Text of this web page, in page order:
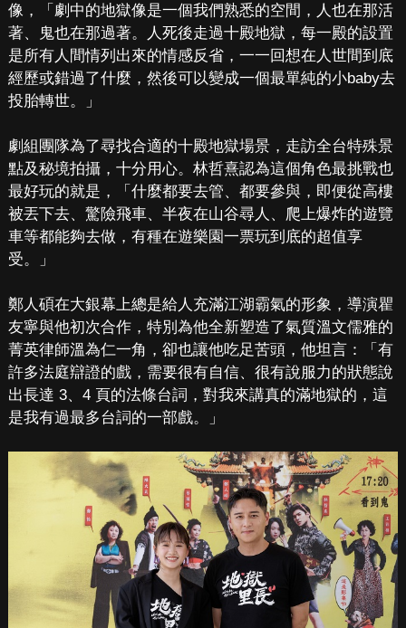
像，「劇中的地獄像是一個我們熟悉的空間，人也在那活
著、鬼也在那過著。人死後走過十殿地獄，每一殿的設置
是所有人間情列出來的情感反省，一一回想在人世間到底
經歷或錯過了什麼，然後可以變成一個最單純的小baby去
投胎轉世。」
劇組團隊為了尋找合適的十殿地獄場景，走訪全台特殊景
點及秘境拍攝，十分用心。林哲熹認為這個角色最挑戰也
最好玩的就是，「什麼都要去管、都要參與，即便從高樓
被丟下去、驚險飛車、半夜在山谷尋人、爬上爆炸的遊覽
車等都能夠去做，有種在遊樂園一票玩到底的超值享
受。」
鄭人碩在大銀幕上總是給人充滿江湖霸氣的形象，導演瞿
友寧與他初次合作，特別為他全新塑造了氣質溫文儒雅的
菁英律師溫為仁一角，卻也讓他吃足苦頭，他坦言：「有
許多法庭辯證的戲，需要很有自信、很有說服力的狀態說
出長達 3、4 頁的法條台詞，對我來講真的滿地獄的，這
是我有過最多台詞的一部戲。」